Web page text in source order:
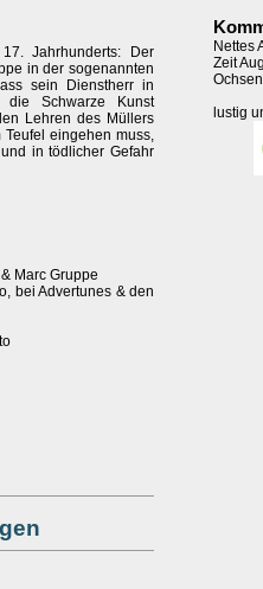
Jahrhunderts: Der
in der sogenannten
sein Dienstherr in
Schwarze Kunst
Lehren des Müllers
eingehen muss,
in tödlicher Gefahr
Marc Gruppe
bei Advertunes & den
Nettes
Zeit
lustig